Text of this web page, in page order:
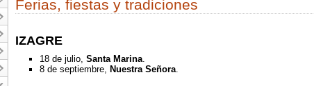
Ferias, fiestas y tradiciones
IZAGRE
18 de julio, Santa Marina.
8 de septiembre, Nuestra Señora.